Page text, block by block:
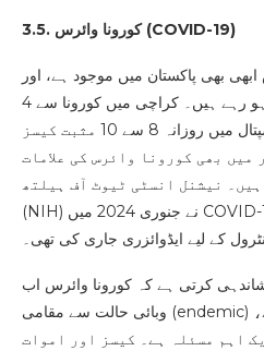
3.5. کورونا وائرس (COVID-19)
ابھی بھی پاکستان میں موجود ہے، اور
اس کے کیسز و اموات رپورٹ ہو رہے ہیں۔ کراچی میں کورونا سے 4
اموات ہوئیں، اور ایک نجی اسپتال میں روزانہ 8 سے 10 مثبت کیسز
میں بھی کورونا وائرس کی علامات
نیشنل انسٹی ٹیوٹ آف ہیلتھ
(NIH) نے جنوری 2024 میں COVID-19 کے JN.1 سب-ویرینٹ کی
کرتی ہے کہ کورونا وائرس اب
وبائی حالت سے مقامی (endemic) حالت کی طرف بڑھ رہا ہے،
اہم مسئلہ ہے۔ کیسز اور اموات